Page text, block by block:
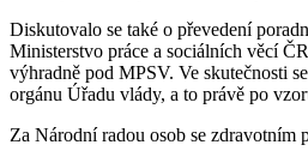
Diskutovalo se také o převedení
Ministerstvo práce a sociálních věcí
výhradně pod MPSV. Ve skutečnosti
orgánu Úřadu vlády, a to právě po
Za Národní radou osob se zdravotním